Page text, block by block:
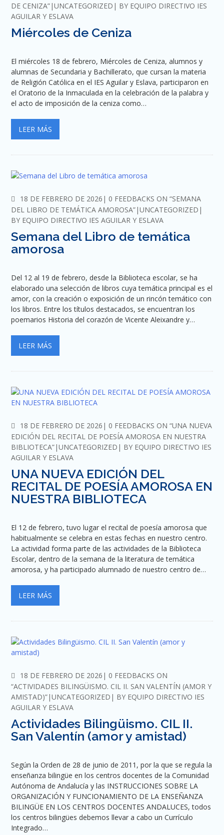
DE CENIZA” UNCATEGORIZED BY EQUIPO DIRECTIVO IES
AGUILAR Y ESLAVA
Miércoles de Ceniza
El miércoles 18 de febrero, Miércoles de Ceniza, alumnos y
alumnas de Secundaria y Bachillerato, que cursan la materia
de Religión Católica en el IES Aguilar y Eslava, participaron en
el Oratorio de la Inmaculada en la celebración de la palabra y
el acto de imposición de la ceniza como…
LEER MÁS
18 DE FEBRERO DE 2026 COMMENTS
0 FEEDBACKS ON “SEMANA
DEL LIBRO DE TEMÁTICA AMOROSA” UNCATEGORIZED
BY EQUIPO DIRECTIVO IES AGUILAR Y ESLAVA
Semana del Libro de temática
amorosa
Del 12 al 19 de febrero, desde la Biblioteca escolar, se ha
elaborado una selección de libros cuya temática principal es el
amor, con la creación o exposición de un rincón temático con
los libros. Entre los títulos destacados, se encuentran los
poemarios Historia del corazón de Vicente Aleixandre y…
LEER MÁS
18 DE FEBRERO DE 2026 COMMENTS
0 FEEDBACKS ON “UNA NUEVA
EDICIÓN DEL RECITAL DE POESÍA AMOROSA EN NUESTRA
BIBLIOTECA” UNCATEGORIZED BY EQUIPO DIRECTIVO IES
AGUILAR Y ESLAVA
UNA NUEVA EDICIÓN DEL
RECITAL DE POESÍA AMOROSA EN
NUESTRA BIBLIOTECA
El 12 de febrero, tuvo lugar el recital de poesía amorosa que
habitualmente se celebra en estas fechas en nuestro centro.
La actividad forma parte de las actividades de la Biblioteca
Escolar, dentro de la semana de la literatura de temática
amorosa, y ha participado alumnado de nuestro centro de…
LEER MÁS
18 DE FEBRERO DE 2026 COMMENTS
0 FEEDBACKS ON
“ACTIVIDADES BILINGÜISMO. CIL II. SAN VALENTÍN (AMOR Y
AMISTAD)” UNCATEGORIZED BY EQUIPO DIRECTIVO IES
AGUILAR Y ESLAVA
Actividades Bilingüismo. CIL II.
San Valentín (amor y amistad)
Según la Orden de 28 de junio de 2011, por la que se regula la
enseñanza bilingüe en los centros docentes de la Comunidad
Autónoma de Andalucía y las INSTRUCCIONES SOBRE LA
ORGANIZACIÓN Y FUNCIONAMIENTO DE LA ENSEÑANZA
BILINGÜE EN LOS CENTROS DOCENTES ANDALUCES, todos
los centros bilingües debemos llevar a cabo un Currículo
Integrado…